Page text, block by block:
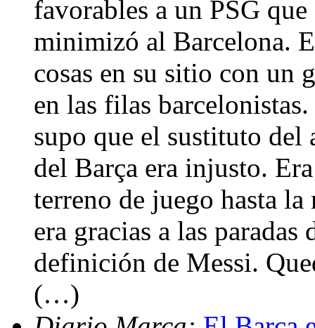
favorables a un PSG
minimizó al Barcelona.
cosas en su sitio con un
en las filas
supo que el sustituto del
del Barça era injusto.
terreno de juego hasta
era gracias a las
definición de Messi.
(…)